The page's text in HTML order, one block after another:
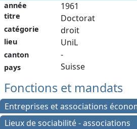
année
titre
catégorie
lieu
canton
pays
1961
Doctorat
droit
UniL
-
Suisse
Fonctions et mandats
Entreprises et associations
Lieux de sociabilité - associations